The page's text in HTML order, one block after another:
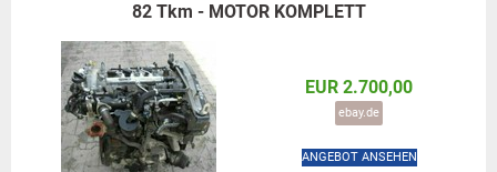
82 Tkm - MOTOR KOMPLETT
EUR 2.700,00
ebay.de
ANGEBOT ANSEHEN